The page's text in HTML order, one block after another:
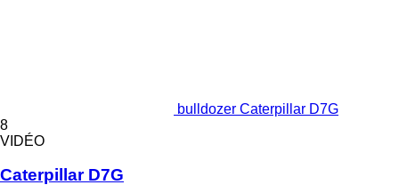
bulldozer Caterpillar D7G
8
VIDÉO
Caterpillar D7G